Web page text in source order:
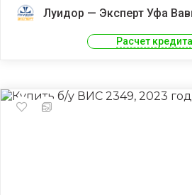
Луидор — Эксперт Уфа
Расчет кредита